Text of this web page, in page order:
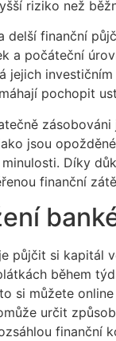
riziko než
delší finanční
a počáteční
jejich
pochopit
jsou
Díky
finanční
půjčit si kapitál
během
si můžete
určit
finanční